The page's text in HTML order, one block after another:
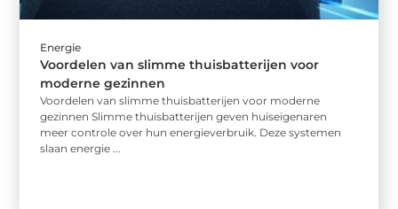
Energie
Voordelen van slimme thuisbatterijen voor
moderne gezinnen
Voordelen van slimme thuisbatterijen voor moderne
gezinnen Slimme thuisbatterijen geven huiseigenaren
meer controle over hun energieverbruik. Deze systemen
slaan energie ...